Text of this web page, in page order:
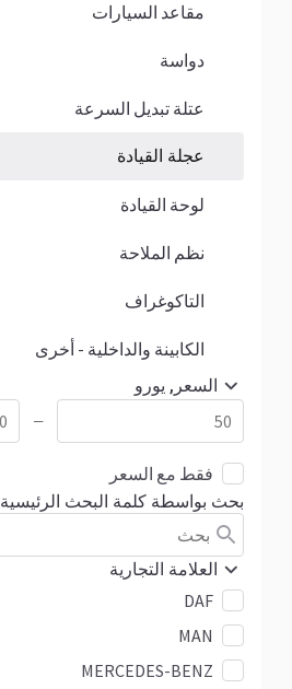
مقاعد السيارات
دواسة
عتلة تبديل السرعة
عجلة القيادة
لوحة القيادة
نظم الملاحة
التاكوغراف
الكابينة والداخلية - أخرى
السعر, يورو
—
فقط مع السعر
بحث بواسطة كلمة البحث الرئيسية
العلامة التجارية
DAF
MAN
MERCEDES-BENZ